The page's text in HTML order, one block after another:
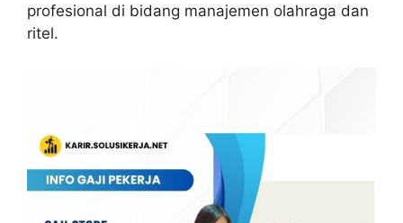
profesional di bidang manajemen olahraga dan
ritel.